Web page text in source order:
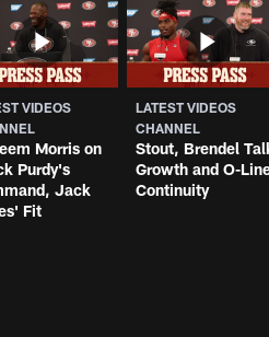
VIDEOS
Morris on
Purdy's
Jack
Fit
LATEST VIDEOS
CHANNEL
Stout, Brendel
Growth and O-
Continuity